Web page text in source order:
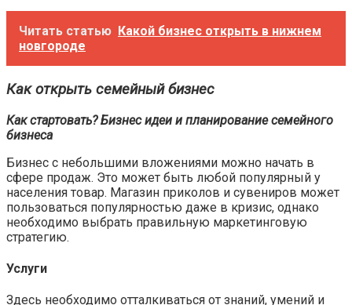
Читать статью Какой бизнес открыть в нижнем
новгороде
Как открыть семейный бизнес
Как стартовать? Бизнес идеи и планирование семейного
бизнеса
Бизнес с небольшими вложениями можно начать в
сфере продаж. Это может быть любой популярный у
населения товар. Магазин приколов и сувениров может
пользоваться популярностью даже в кризис, однако
необходимо выбрать правильную маркетинговую
стратегию.
Услуги
Здесь необходимо отталкиваться от знаний, умений и